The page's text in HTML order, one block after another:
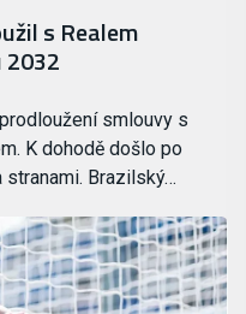
s Realem
smlouvy s
K dohodě došlo po
stranami. Brazilský…